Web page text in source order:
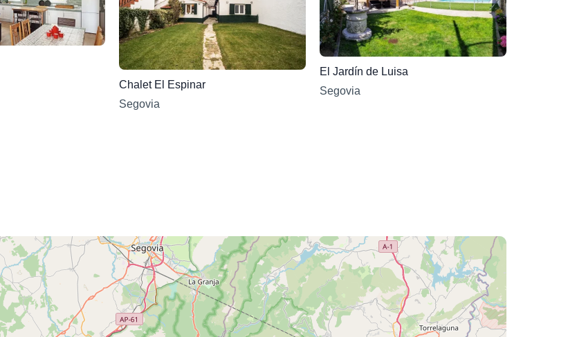
Chalet El Espinar
Segovia
El Jardín de Luisa
Segovia